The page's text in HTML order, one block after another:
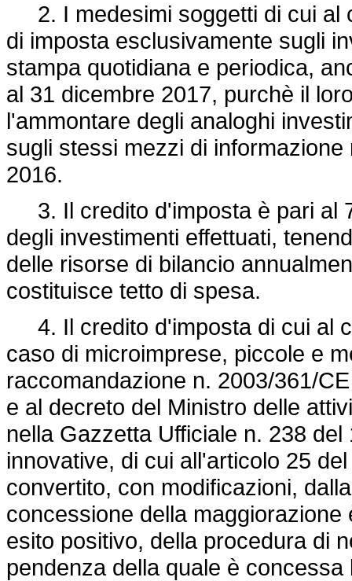
2. I medesimi soggetti di cui al
di imposta esclusivamente sugli
stampa quotidiana e periodica,
al 31 dicembre 2017, purchè il
l'ammontare degli analoghi
sugli stessi mezzi di
2016.
3. Il credito d'imposta è pari al
degli investimenti effettuati,
delle risorse di bilancio
costituisce tetto di spesa.
4. Il credito d'imposta di cui al
caso di microimprese, piccole e
raccomandazione n. 2003/361/
e al decreto del Ministro delle
nella Gazzetta Ufficiale n. 238
innovative, di cui all'articolo 25
convertito, con modificazioni,
concessione della
esito positivo, della procedura di
pendenza della quale è